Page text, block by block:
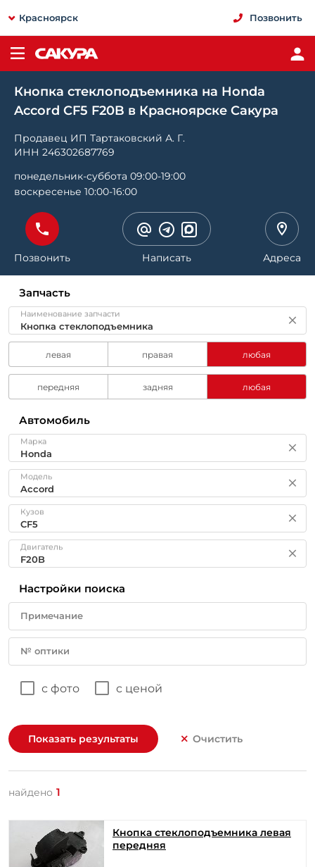
Красноярск Позвонить
Кнопка стеклоподъемника на Honda
Accord CF5 F20B в Красноярске Сакура
Продавец ИП Тартаковский А. Г.
ИНН 246302687769
понедельник-суббота 09:00-19:00
воскресенье 10:00-16:00
Позвонить Написать Адреса
Запчасть
Наименование запчасти
левая правая любая
передняя задняя любая
Автомобиль
Марка
Модель
Кузов
Двигатель
Настройки поиска
Примечание
№ оптики
с фото с ценой
Показать результаты Очистить
найдено 1
Кнопка стеклоподъемника левая
передняя